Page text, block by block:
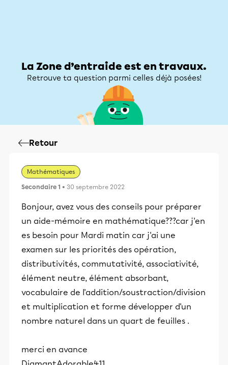
La Zone d’entraide est en travaux.
Retrouve ta question parmi celles déjà posées!
Retour
Mathématiques
Secondaire 1 • 30 septembre 2022
Bonjour, avez vous des conseils pour préparer
un aide-mémoire en mathématique???car j'en
es besoin pour Mardi matin car j'ai une
examen sur les priorités des opération,
distributivités, commutativité, associativité,
élément neutre, élément absorbant,
vocabulaire de l'addition/soustraction/division
et multiplication et forme développer d'un
nombre naturel dans un quart de feuilles .
merci en avance